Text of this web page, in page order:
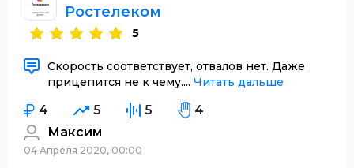
Ростелеком
5
Скорость соответствует, отвалов нет. Даже
прицепится не к чему.... Читать дальше
4 5 5
4
Максим
04 Апреля 2020, 00:00